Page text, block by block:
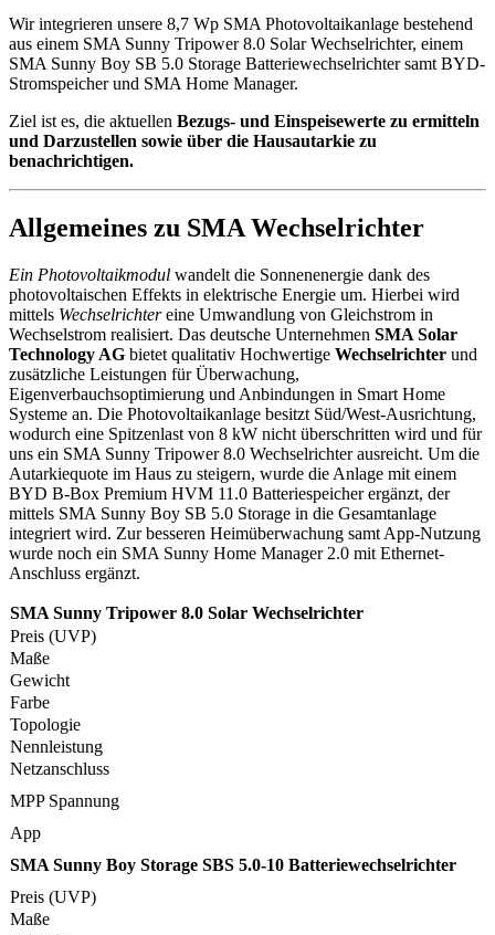
Wir integrieren unsere 8,7 Wp SMA Photovoltaikanlage bestehend
aus einem SMA Sunny Tripower 8.0 Solar Wechselrichter, einem
SMA Sunny Boy SB 5.0 Storage Batteriewechselrichter samt BYD-
Stromspeicher und SMA Home Manager.
Ziel ist es, die aktuellen Bezugs- und Einspeisewerte zu ermitteln
und Darzustellen sowie über die Hausautarkie zu
benachrichtigen.
Allgemeines zu SMA Wechselrichter
Ein Photovoltaikmodul wandelt die Sonnenenergie dank des
photovoltaischen Effekts in elektrische Energie um. Hierbei wird
mittels Wechselrichtereine Umwandlung von Gleichstrom in
Wechselstrom realisiert. Das deutsche Unternehmen SMA Solar
Technology AG bietet qualitativ Hochwertige Wechselrichter und
zusätzliche Leistungen für Überwachung,
Eigenverbauchsoptimierung und Anbindungen in Smart Home
Systeme an. Die Photovoltaikanlage besitzt Süd/West-Ausrichtung,
wodurch eine Spitzenlast von 8 kW nicht überschritten wird und für
uns ein SMA Sunny Tripower 8.0 Wechselrichter ausreicht. Um die
Autarkiequote im Haus zu steigern, wurde die Anlage mit einem
BYD B-Box Premium HVM 11.0 Batteriespeicher ergänzt, der
mittels SMA Sunny Boy SB 5.0 Storage in die Gesamtanlage
integriert wird. Zur besseren Heimüberwachung samt App-Nutzung
wurde noch ein SMA Sunny Home Manager 2.0 mit Ethernet-
Anschluss ergänzt.
SMA Sunny Tripower 8.0 Solar Wechselrichter
Preis (UVP)
Maße
Gewicht
Farbe
Topologie
Nennleistung
Netzanschluss
MPP Spannung
App
SMA Sunny Boy Storage SBS 5.0-10 Batteriewechselrichter
Preis (UVP)
Maße